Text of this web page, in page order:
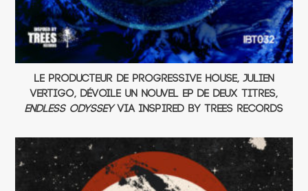
Le producteur de progressive house, Julien
Vertigo, dévoile un nouvel EP de deux titres,
Endless Odysseyvia Inspired By Trees records